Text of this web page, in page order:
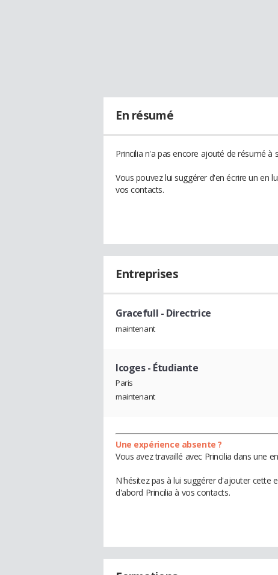
En résumé
Princilia n'a pas encore ajouté de résumé à
Vous pouvez lui suggérer d'en écrire un en
vos contacts.
Entreprises
Gracefull - Directrice
maintenant
Icoges- Étudiante
Paris
maintenant
Une expérience absente ?
Vous avez travaillé avec Princilia dans une
N'hésitez pas à lui suggérer d'ajouter cette
d'abord Princilia à vos contacts.